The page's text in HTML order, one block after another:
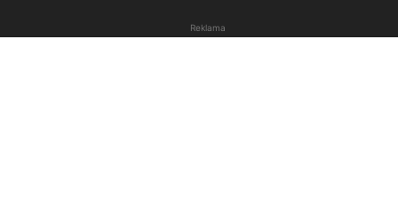
Reklama